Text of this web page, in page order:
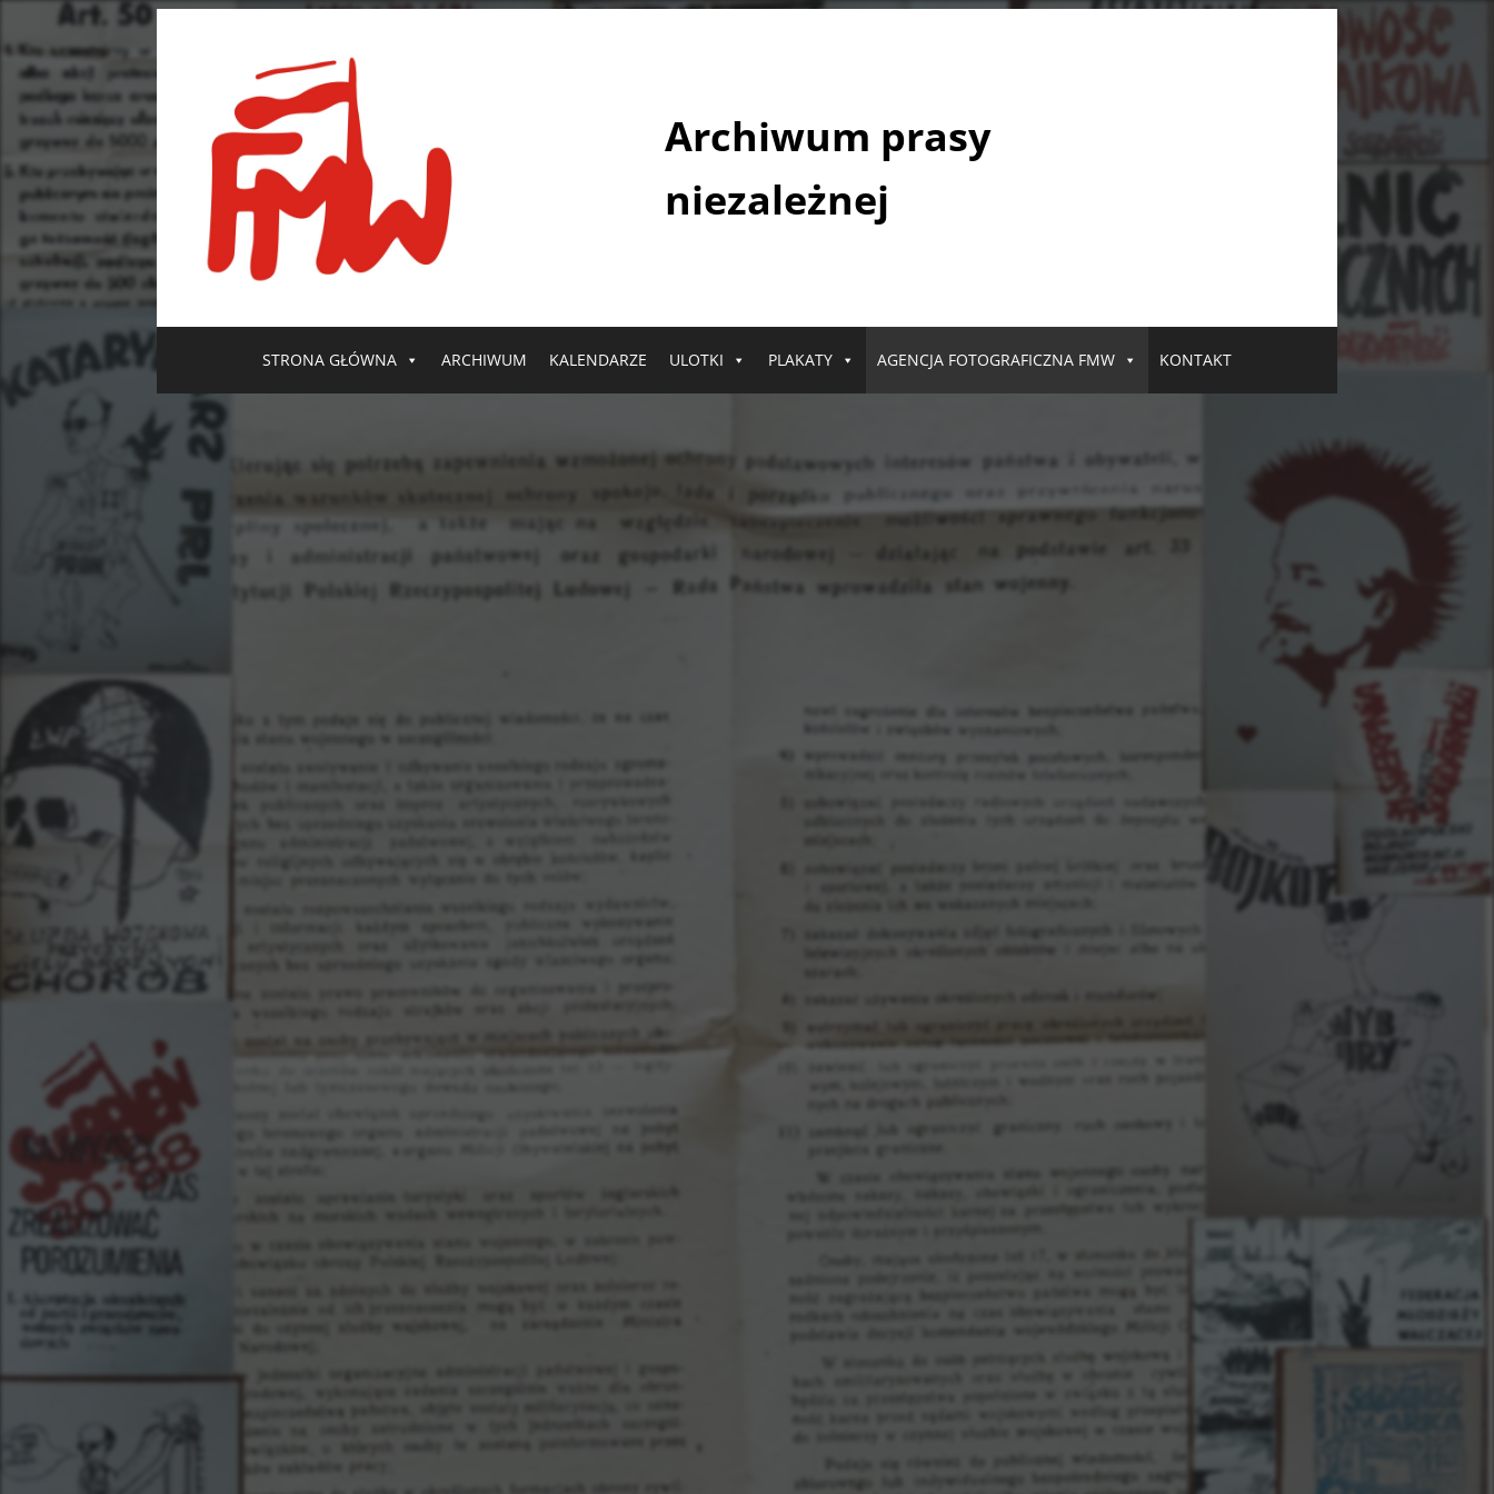
Archiwum prasy
niezależnej
STRONA GŁÓWNA ARCHIWUM KALENDARZE ULOTKI PLAKATY AGENCJA FOTOGRAFICZNA FMW KONTAKT